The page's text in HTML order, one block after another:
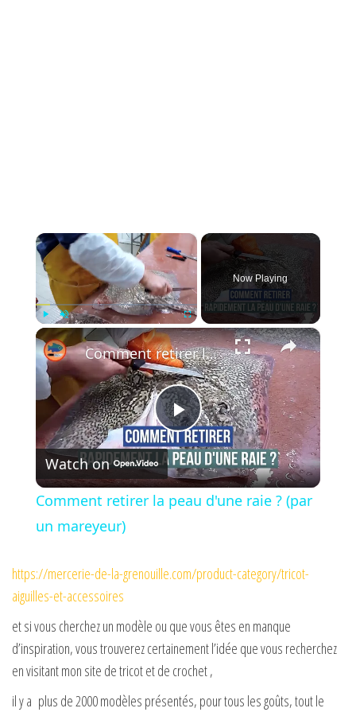
×
Play Unmute Fullscreen
Now Playing
×
P
l
y
V
i
Comment retirer la peau d'une raie ? (par un mareyeur)
Watch on
Comment retirer la peau d'une raie ? (par
un mareyeur)
https://mercerie-de-la-grenouille.com/product-category/tricot-
aiguilles-et-accessoires
et si vous cherchez un modèle ou que vous êtes en manque
d’inspiration, vous trouverez certainement l’idée que vous recherchez
en visitant mon site de tricot et de crochet ,
il y a plus de 2000 modèles présentés, pour tous les goûts, tout le